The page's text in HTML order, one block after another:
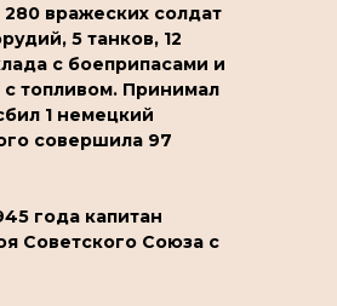
вражеских солдат
5 танков, 12
с боеприпасами и
топливом. Принимал
1 немецкий
совершила 97
года капитан
Советского Союза с